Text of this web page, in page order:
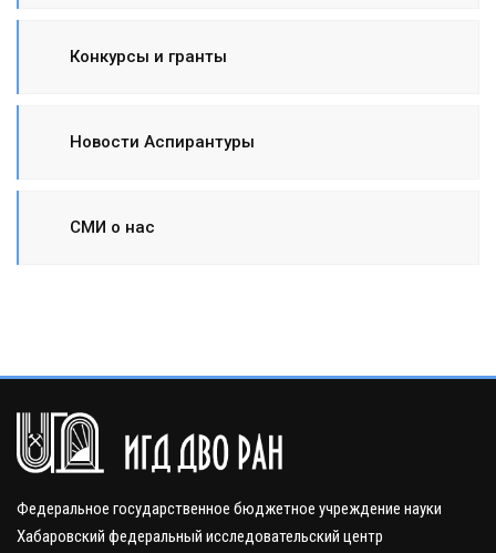
Конкурсы и гранты
Новости Аспирантуры
СМИ о нас
Федеральное государственное бюджетное учреждение науки
Хабаровский федеральный исследовательский центр